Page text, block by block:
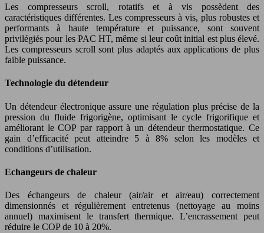
Les compresseurs scroll, rotatifs et à vis possèdent des
caractéristiques différentes. Les compresseurs à vis, plus robustes et
performants à haute température et puissance, sont souvent
privilégiés pour les PAC HT, même si leur coût initial est plus élevé.
Les compresseurs scroll sont plus adaptés aux applications de plus
faible puissance.
Technologie du détendeur
Un détendeur électronique assure une régulation plus précise de la
pression du fluide frigorigène, optimisant le cycle frigorifique et
améliorant le COP par rapport à un détendeur thermostatique. Ce
gain d’efficacité peut atteindre 5 à 8% selon les modèles et
conditions d’utilisation.
Echangeurs de chaleur
Des échangeurs de chaleur (air/air et air/eau) correctement
dimensionnés et régulièrement entretenus (nettoyage au moins
annuel) maximisent le transfert thermique. L’encrassement peut
réduire le COP de 10 à 20%.